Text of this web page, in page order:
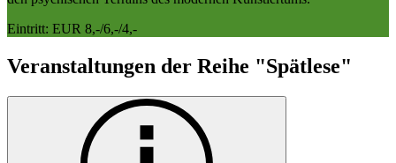
Eintritt: EUR 8,-/6,-/4,-
Veranstaltungen der Reihe "Spätlese"